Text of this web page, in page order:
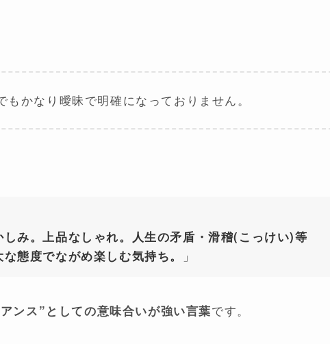
かなり曖昧で明確になっておりません。
み。上品なしゃれ。人生の矛盾・滑稽(こっけい)等
態度でながめ楽しむ気持ち。
」
ンス”としての意味合いが強い言葉です。